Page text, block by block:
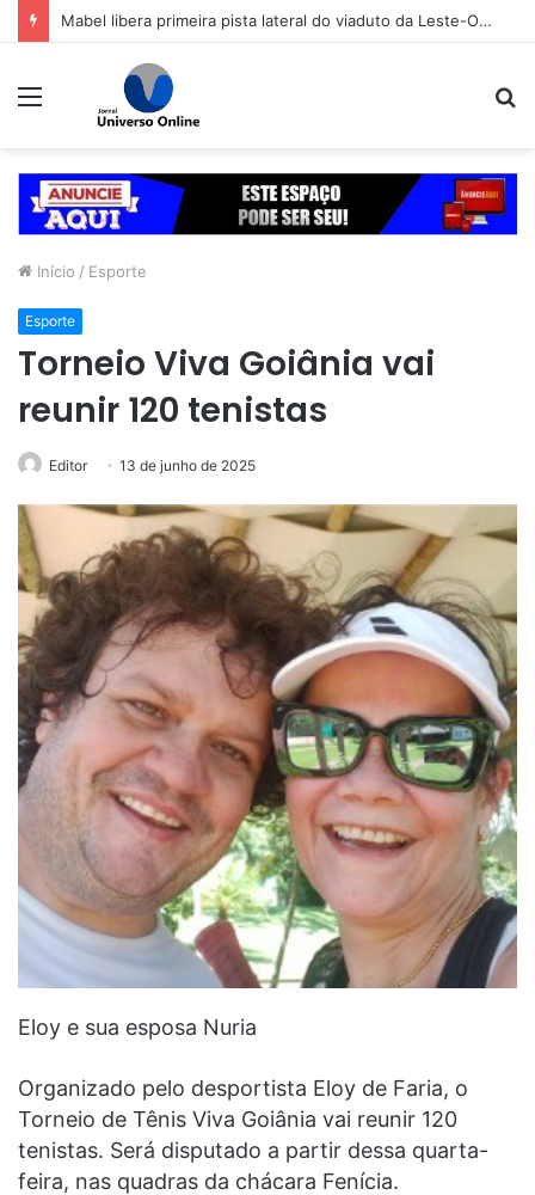
Mabel libera primeira pista lateral do viaduto da Leste-Oeste
Menu
Início / Esporte
Esporte
Torneio Viva Goiânia vai
reunir 120 tenistas
Editor 13 de junho de 2025
Eloy e sua esposa Nuria
Organizado pelo desportista Eloy de Faria, o
Torneio de Tênis Viva Goiânia vai reunir 120
tenistas. Será disputado a partir dessa quarta-
feira, nas quadras da chácara Fenícia.